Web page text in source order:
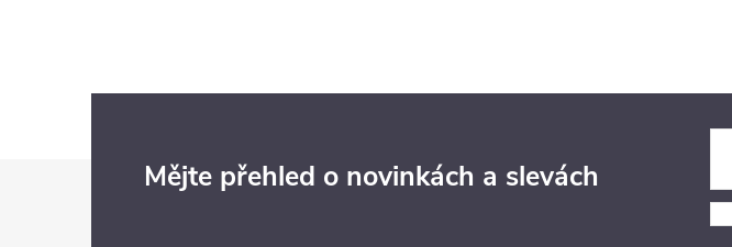
Mějte přehled o novinkách a slevách